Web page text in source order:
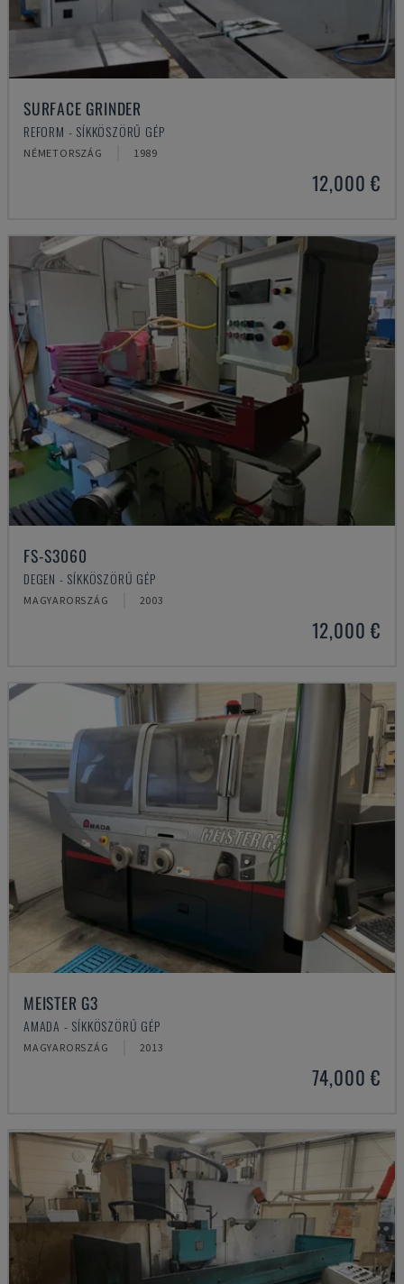
SURFACE GRINDER
REFORM - SÍKKÖSZÖRŰ GÉP
NÉMETORSZÁG 1989
12,000 €
FS-S3060
DEGEN - SÍKKÖSZÖRŰ GÉP
MAGYARORSZÁG 2003
12,000 €
MEISTER G3
AMADA - SÍKKÖSZÖRŰ GÉP
MAGYARORSZÁG 2013
74,000 €